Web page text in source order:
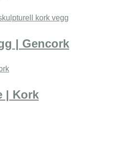
| Gencork
| Kork